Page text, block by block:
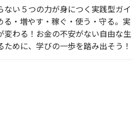
ない５つの力が身につく実践型ガイ
る・増やす・稼ぐ・使う・守る。実
変わる！お金の不安がない自由な生
ために、学びの一歩を踏み出そう！